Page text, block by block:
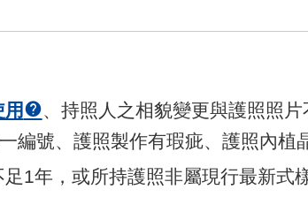
、持照人之相貌變更與護照照
編號、護照製作有瑕疵、護照內植
1年，或所持護照非屬現行最新式樣